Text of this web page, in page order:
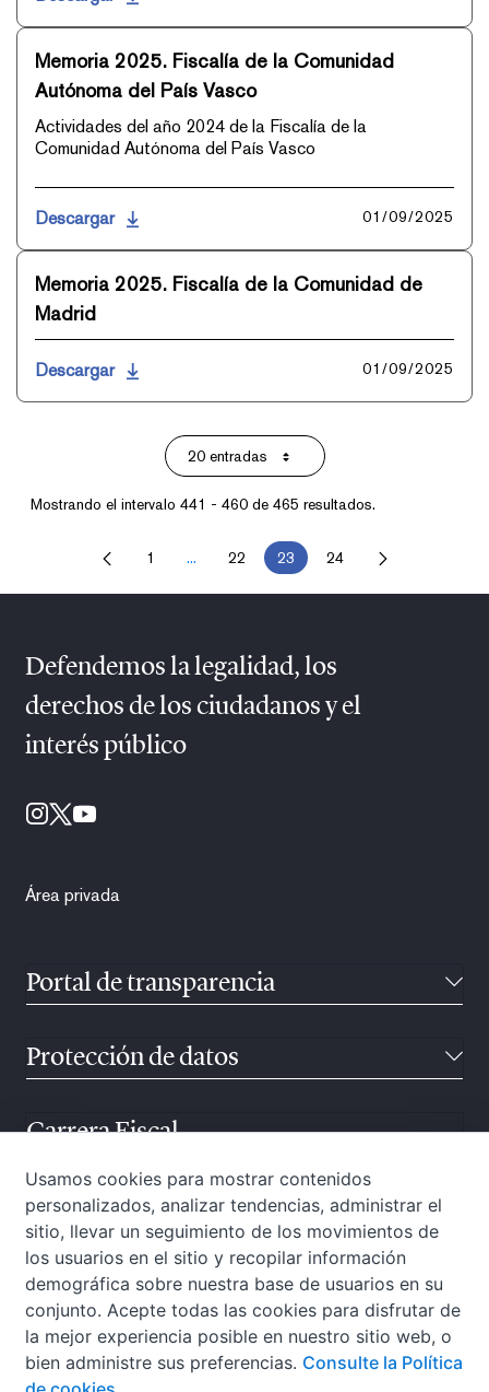
Memoria 2025. Fiscalía de la Comunidad
Autónoma del País Vasco
Actividades del año 2024 de la Fiscalía de la
Comunidad Autónoma del País Vasco
Descargar 01/09/2025
Memoria 2025. Fiscalía de la Comunidad de
Madrid
Descargar 01/09/2025
20 entradasPor página
Mostrando el intervalo 441 - 460 de 465 resultados.
Página
1 ...Páginas intermedias Use TAB para
Página
22 Página
23 Página
24
Defendemos la legalidad, los
derechos de los ciudadanos y el
interés público
Área privada
Portal de transparencia
Protección de datos
Carrera Fiscal
Atención ciudadana
Usamos cookies para mostrar contenidos
personalizados, analizar tendencias, administrar el
sitio, llevar un seguimiento de los movimientos de
los usuarios en el sitio y recopilar información
demográfica sobre nuestra base de usuarios en su
conjunto. Acepte todas las cookies para disfrutar de
la mejor experiencia posible en nuestro sitio web, o
bien administre sus preferencias. Consulte la Política